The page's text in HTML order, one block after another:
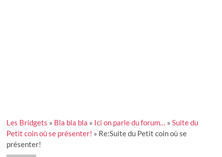
Les Bridgets » Bla bla bla » Ici on parle du forum… »Suite du
Petit coin où se présenter! » Re:Suite du Petit coin où se
présenter!